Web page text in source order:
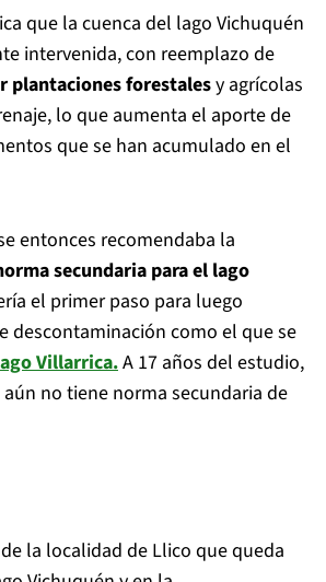
que la cuenca del lago Vichuquén
intervenida, con reemplazo de
plantaciones forestalesy agrícolas
lo que aumenta el aporte de
que se han acumulado en el
entonces recomendaba la
secundaria para el lago
el primer paso para luego
descontaminación como el que se
Villarrica.A 17 años del estudio,
no tiene norma secundaria de
la localidad de Llico que queda